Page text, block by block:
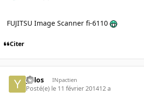
FUJITSU Image Scanner fi-6110
Citer
yulos INpactien
Posté(e) le 11 février 201412 a